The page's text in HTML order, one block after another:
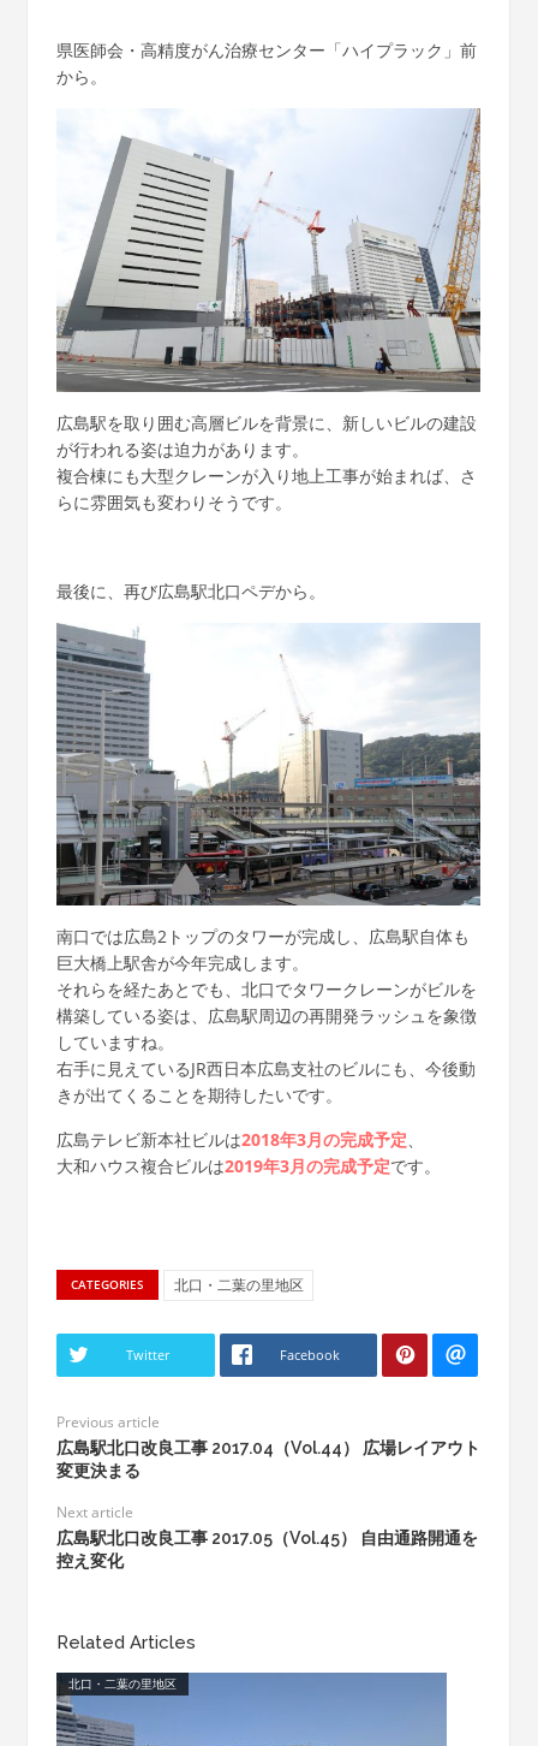
県医師会・高精度がん治療センター「ハイプラック」前
から。
広島駅を取り囲む高層ビルを背景に、新しいビルの建設
が行われる姿は迫力があります。
複合棟にも大型クレーンが入り地上工事が始まれば、さ
らに雰囲気も変わりそうです。
最後に、再び広島駅北口ペデから。
南口では広島2トップのタワーが完成し、広島駅自体も
巨大橋上駅舎が今年完成します。
それらを経たあとでも、北口でタワークレーンがビルを
構築している姿は、広島駅周辺の再開発ラッシュを象徴
していますね。
右手に見えているJR西日本広島支社のビルにも、今後動
きが出てくることを期待したいです。
広島テレビ新本社ビルは2018年3月の完成予定、
大和ハウス複合ビルは2019年3月の完成予定です。
CATEGORIES 北口・二葉の里地区
Twitter Facebook
Previous article
広島駅北口改良工事 2017.04（Vol.44） 広場レイアウト
変更決まる
Next article
広島駅北口改良工事 2017.05（Vol.45） 自由通路開通を
控え変化
Related Articles
北口・二葉の里地区